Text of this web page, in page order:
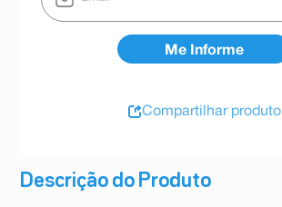
Descrição do Produto
Compartilhar produto